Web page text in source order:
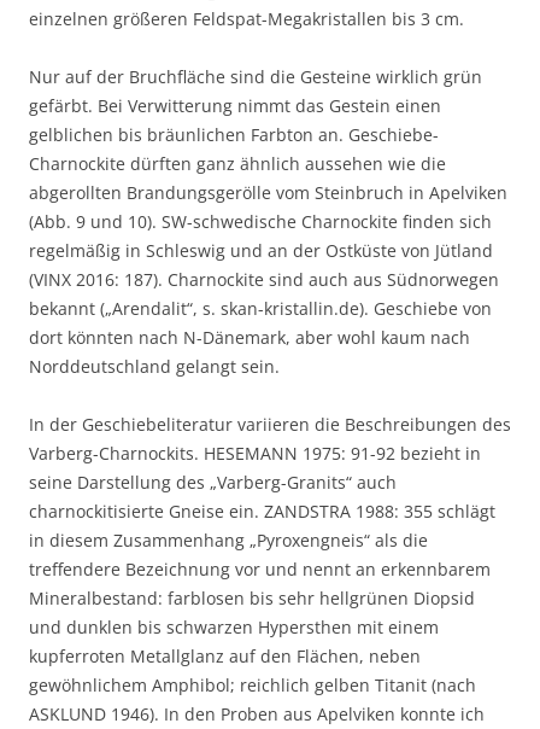
einzelnen größeren Feldspat-Megakristallen bis 3 cm.
Nur auf der Bruchfläche sind die Gesteine wirklich grün
gefärbt. Bei Verwitterung nimmt das Gestein einen
gelblichen bis bräunlichen Farbton an. Geschiebe-
Charnockite dürften ganz ähnlich aussehen wie die
abgerollten Brandungsgerölle vom Steinbruch in Apelviken
(Abb. 9 und 10). SW-schwedische Charnockite finden sich
regelmäßig in Schleswig und an der Ostküste von Jütland
(VINX 2016: 187). Charnockite sind auch aus Südnorwegen
bekannt („Arendalit“, s. skan-kristallin.de). Geschiebe von
dort könnten nach N-Dänemark, aber wohl kaum nach
Norddeutschland gelangt sein.
In der Geschiebeliteratur variieren die Beschreibungen des
Varberg-Charnockits. HESEMANN 1975: 91-92 bezieht in
seine Darstellung des „Varberg-Granits“ auch
charnockitisierte Gneise ein. ZANDSTRA 1988: 355 schlägt
in diesem Zusammenhang „Pyroxengneis“ als die
treffendere Bezeichnung vor und nennt an erkennbarem
Mineralbestand: farblosen bis sehr hellgrünen Diopsid
und dunklen bis schwarzen Hypersthen mit einem
kupferroten Metallglanz auf den Flächen, neben
gewöhnlichem Amphibol; reichlich gelben Titanit (nach
ASKLUND 1946). In den Proben aus Apelviken konnte ich